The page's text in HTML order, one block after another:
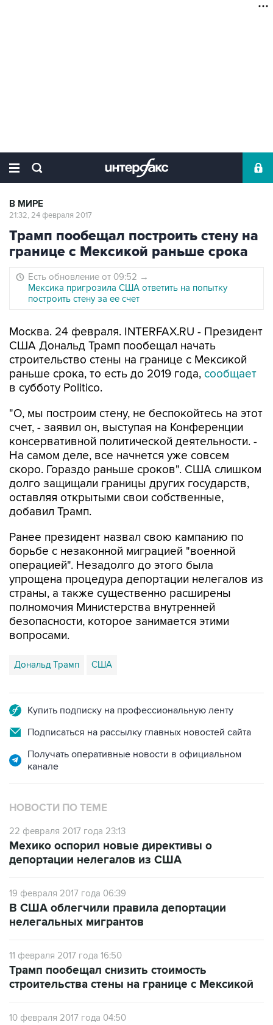
В МИРЕ
21:32, 24 февраля 2017
Трамп пообещал построить стену на
границе с Мексикой раньше срока
Есть обновление от 09:52 →
Мексика пригрозила США ответить на попытку
построить стену за ее счет
Москва. 24 февраля. INTERFAX.RU - Президент
США Дональд Трамп пообещал начать
строительство стены на границе с Мексикой
раньше срока, то есть до 2019 года, сообщает
в субботу Politico.
"О, мы построим стену, не беспокойтесь на этот
счет, - заявил он, выступая на Конференции
консервативной политической деятельности. -
На самом деле, все начнется уже совсем
скоро. Гораздо раньше сроков". США слишком
долго защищали границы других государств,
оставляя открытыми свои собственные,
добавил Трамп.
Ранее президент назвал свою кампанию по
борьбе с незаконной миграцией "военной
операцией". Незадолго до этого была
упрощена процедура депортации нелегалов из
страны, а также существенно расширены
полномочия Министерства внутренней
безопасности, которое занимается этими
вопросами.
Дональд Трамп США
Купить подписку на профессиональную ленту
Подписаться на рассылку главных новостей сайта
Получать оперативные новости в официальном
канале
НОВОСТИ ПО ТЕМЕ
22 февраля 2017 года 23:13
Мехико оспорил новые директивы о
депортации нелегалов из США
19 февраля 2017 года 06:39
В США облегчили правила депортации
нелегальных мигрантов
11 февраля 2017 года 16:50
Трамп пообещал снизить стоимость
строительства стены на границе с Мексикой
10 февраля 2017 года 04:50